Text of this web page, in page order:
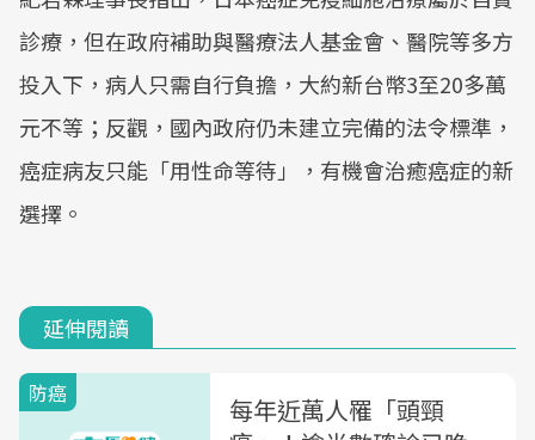
診療，但在政府補助與醫療法人基金會、醫院等多方
投入下，病人只需自行負擔，大約新台幣3至20多萬
元不等；反觀，國內政府仍未建立完備的法令標準，
癌症病友只能「用性命等待」，有機會治癒癌症的新
選擇。
延伸閱讀
防癌
每年近萬人罹「頭頸